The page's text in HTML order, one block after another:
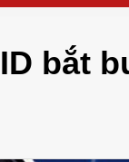
bắt